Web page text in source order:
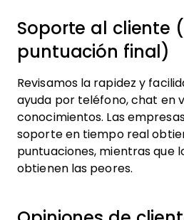
Soporte al cliente
puntuación final)
Revisamos la rapidez y
ayuda por teléfono, chat en
conocimientos. Las
soporte en tiempo real
puntuaciones, mientras que
obtienen las peores.